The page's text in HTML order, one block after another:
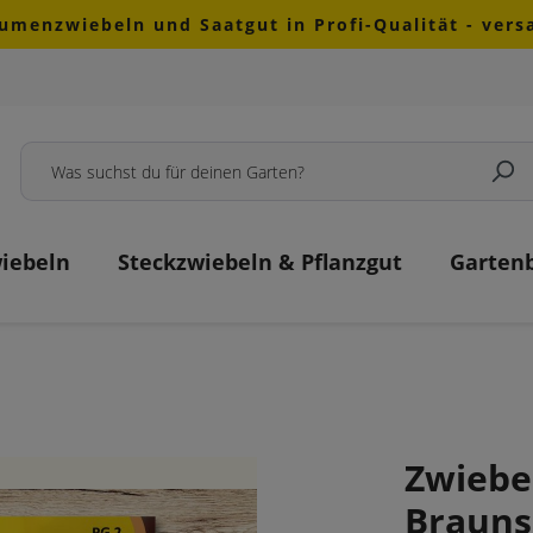
und Saatgut in Profi-Qualität -
Steckzwiebeln & Pflanzgut